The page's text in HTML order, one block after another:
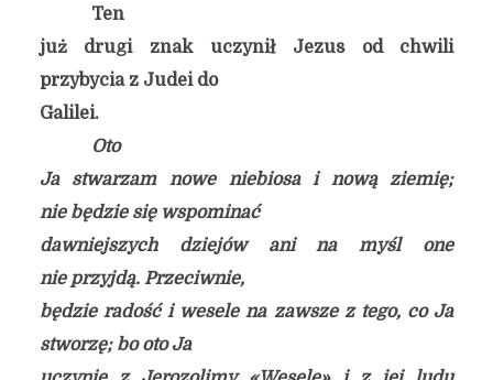
Ten
już drugi znak uczynił Jezus od chwili
przybycia z Judei do
Galilei.
Oto
Ja stwarzam nowe niebiosa i nową ziemię;
nie będzie się wspominać
dawniejszych dziejów ani na myśl one
nie przyjdą. Przeciwnie,
będzie radość i wesele na zawsze z tego, co Ja
stworzę; bo oto Ja